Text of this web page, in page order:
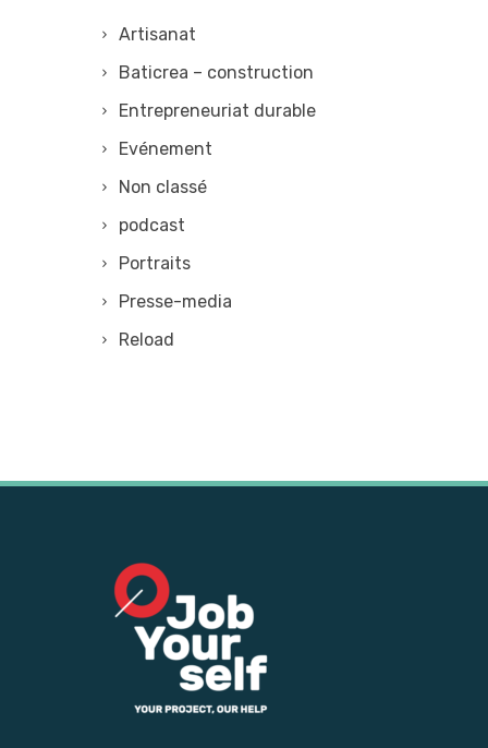
Artisanat
Baticrea – construction
Entrepreneuriat durable
Evénement
Non classé
podcast
Portraits
Presse-media
Reload